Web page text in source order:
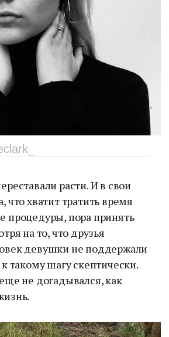
расти. И в свои
что хватит тратить время
процедуры, пора принять
на то, что друзья
девушки не поддержали
такому шагу скептически.
не догадывался, как